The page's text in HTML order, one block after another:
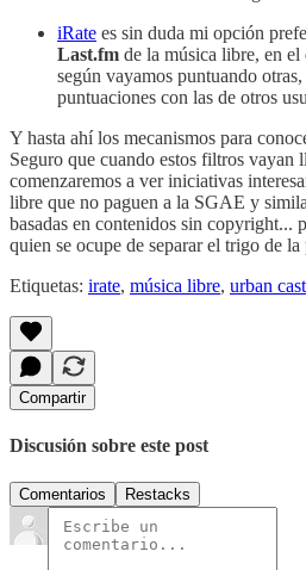
iRate es sin duda mi opción
Last.fm de la música libre, en el
según vayamos puntuando
puntuaciones con las de otros
Y hasta ahí los mecanismos para
Seguro que cuando estos filtros vayan
comenzaremos a ver iniciativas
libre que no paguen a la SGAE y
basadas en contenidos sin copyright...
quien se ocupe de separar el trigo de la
Etiquetas: irate, música libre, urban
Compartir
Discusión sobre este post
Comentarios Restacks